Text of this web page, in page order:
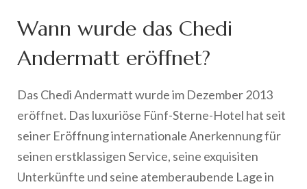
Wann wurde das Chedi
Andermatt eröffnet?
Das Chedi Andermatt wurde im Dezember 2013
eröffnet. Das luxuriöse Fünf-Sterne-Hotel hat seit
seiner Eröffnung internationale Anerkennung für
seinen erstklassigen Service, seine exquisiten
Unterkünfte und seine atemberaubende Lage in